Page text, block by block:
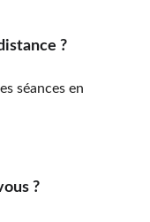
?
séances en
?